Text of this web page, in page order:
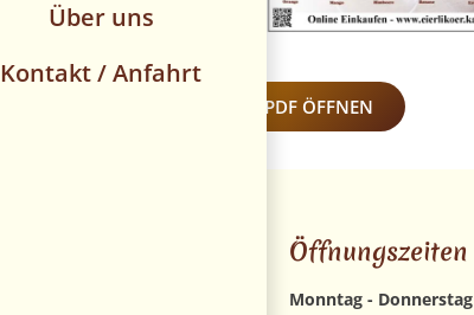
Über uns
Kontakt / Anfahrt
PREISLISTE – PDF ÖFFNEN
Öffnungszeiten
Monntag - Donnerstag